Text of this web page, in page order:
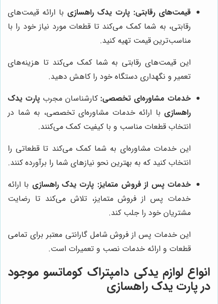
قیمت‌های رقابتی: پارت یدک راهسازی با ارائه قیمت‌های
رقابتی، به شما کمک می‌کند تا قطعات مورد نیاز خود را با
مناسب‌ترین قیمت تهیه کنید.
این قیمت‌های رقابتی به شما کمک می‌کند تا هزینه‌های
تعمیر و نگهداری دستگاه خود را کاهش دهید.
خدمات مشاوره‌ای تخصصی: کارشناسان مجربپارت یدک
راهسازی با ارائه خدمات مشاوره‌ای تخصصی، به شما در
انتخاب قطعات مناسب و با کیفیت کمک می‌کنند.
این خدمات مشاوره‌ای به شما کمک می‌کند تا قطعاتی را
انتخاب کنید که به بهترین نحو نیازهای شما را برآورده کنند.
خدمات پس از فروش متمایز: پارت یدک راهسازی با ارائه
خدمات پس از فروش متمایز، تلاش می‌کند تا رضایت
مشتریان خود را جلب کند.
این خدمات پس از فروش شامل گارانتی معتبر برای تمامی
قطعات و ارائه خدمات نصب و تعمیرات است.
انواع لوازم یدکی دامپتراک کوماتسو موجود
در پارت یدک راهسازی